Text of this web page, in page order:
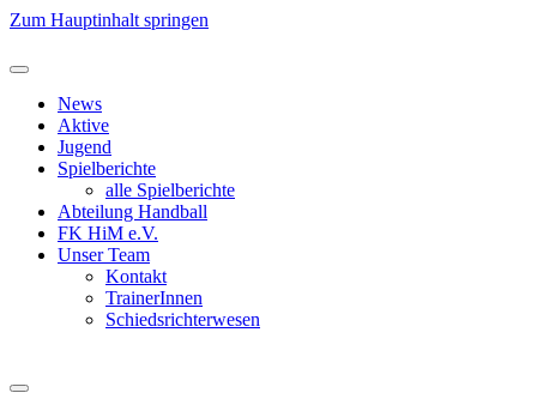
Zum Hauptinhalt springen
News
Aktive
Jugend
Spielberichte
alle Spielberichte
Abteilung Handball
FK HiM e.V.
Unser Team
Kontakt
TrainerInnen
Schiedsrichterwesen